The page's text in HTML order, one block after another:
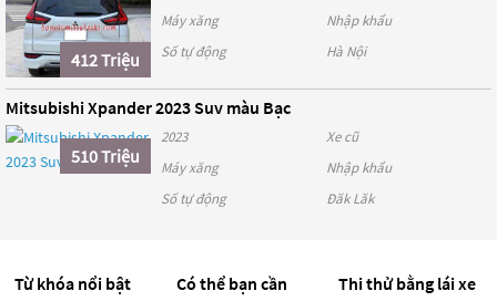
412 Triệu
Máy xăng
Nhập khẩu
Số tự động
Hà Nội
Mitsubishi Xpander 2023 Suv màu Bạc
510 Triệu
2023
Xe cũ
Máy xăng
Nhập khẩu
Số tự động
Đăk Lăk
Từ khóa nổi bật Có thể bạn cần Thi thử bằng lái xe